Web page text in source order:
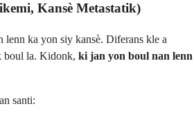
Kansè Metastatik)
lenn ka yon siy kansè. Diferans kle a
boul la. Kidonk, ki jan yon boul nan lenn
santi: